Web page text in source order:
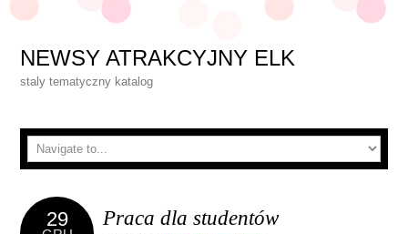
NEWSY ATRAKCYJNY ELK
staly tematyczny katalog
29 Praca dla studentów